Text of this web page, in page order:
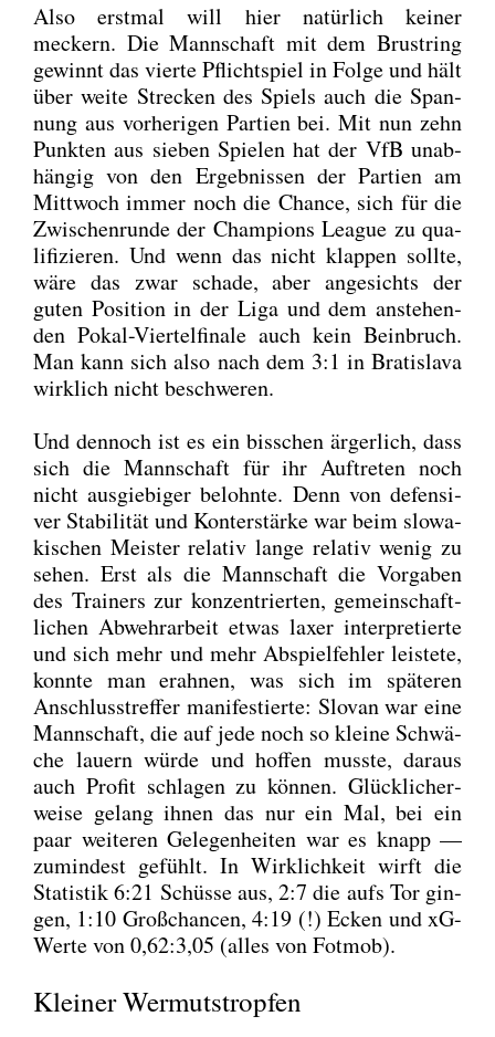
Also erst­mal will hier natür­lich kei­ner
meckern. Die Mann­schaft mit dem Brust­ring
gewinnt das vier­te Pflicht­spiel in Fol­ge und hält
über wei­te Stre­cken des Spiels auch die Span­
nung aus vor­he­ri­gen Par­tien bei. Mit nun zehn
Punk­ten aus sie­ben Spie­len hat der VfB unab­
hän­gig von den Ergeb­nis­sen der Par­tien am
Mitt­woch immer noch die Chan­ce, sich für die
Zwi­schen­run­de der Cham­pi­ons League zu qua­
li­fi­zie­ren. Und wenn das nicht klap­pen soll­te,
wäre das zwar scha­de, aber ange­sichts der
guten Posi­ti­on in der Liga und dem anste­hen­
den Pokal-Vier­tel­fi­na­le auch kein Bein­bruch.
Man kann sich also nach dem 3:1 in Bra­tis­la­va
wirk­lich nicht beschwe­ren.
Und den­noch ist es ein biss­chen ärger­lich, dass
sich die Mann­schaft für ihr Auf­tre­ten noch
nicht aus­gie­bi­ger belohn­te. Denn von defen­si­
ver Sta­bi­li­tät und Kon­ter­stär­ke war beim slo­wa­
ki­schen Meis­ter rela­tiv lan­ge rela­tiv wenig zu
sehen. Erst als die Mann­schaft die Vor­ga­ben
des Trai­ners zur kon­zen­trier­ten, gemein­schaft­
li­chen Abwehr­ar­beit etwas laxer inter­pre­tier­te
und sich mehr und mehr Abspiel­feh­ler leis­te­te,
konn­te man erah­nen, was sich im spä­te­ren
Anschluss­tref­fer mani­fes­tier­te: Slo­van war eine
Mann­schaft, die auf jede noch so klei­ne Schwä­
che lau­ern wür­de und hof­fen muss­te, dar­aus
auch Pro­fit schla­gen zu kön­nen. Glück­li­cher­
wei­se gelang ihnen das nur ein Mal, bei ein
paar wei­te­ren Gele­gen­hei­ten war es knapp —
zumin­dest gefühlt. In Wirk­lich­keit wirft die
Sta­tis­tik 6:21 Schüs­se aus, 2:7 die aufs Tor gin­
gen, 1:10 Groß­chan­cen, 4:19 (!) Ecken und xG-
Wer­te von 0,62:3,05 (alles von Fot­mob).
Kleiner Wermutstropfen